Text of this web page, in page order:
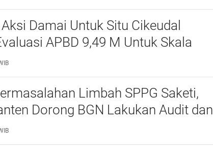
TERBUKA
Damai Untuk Situ Cikeudal
APBD 9,49 M Untuk Skala
Kebutuhan Dasar Masyarakat
nya Butuh Kawasa
Limbah SPPG Saketi,
Dorong BGN Lakukan Audit dan